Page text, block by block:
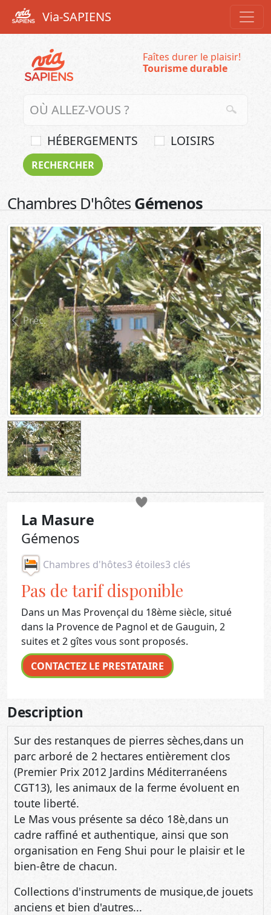
Via-SAPIENS
Faîtes durer le plaisir!
Tourisme durable
HÉBERGEMENTS LOISIRS
Chambres D'hôtes Gémenos
Préc. Suiv.
La Masure
Gémenos
Chambres d'hôtes3 étoiles3 clés
Pas de tarif disponible
Dans un Mas Provençal du 18ème siècle, situé
dans la Provence de Pagnol et de Gauguin, 2
suites et 2 gîtes vous sont proposés.
CONTACTEZ LE PRESTATAIRE
Description
Sur des restanques de pierres sèches,dans un
parc arboré de 2 hectares entièrement clos
(Premier Prix 2012 Jardins Méditerranéens
CGT13), les animaux de la ferme évoluent en
toute liberté.
Le Mas vous présente sa déco 18è,dans un
cadre raffiné et authentique, ainsi que son
organisation en Feng Shui pour le plaisir et le
bien-être de chacun.
Collections d'instruments de musique,de jouets
anciens et bien d'autres...